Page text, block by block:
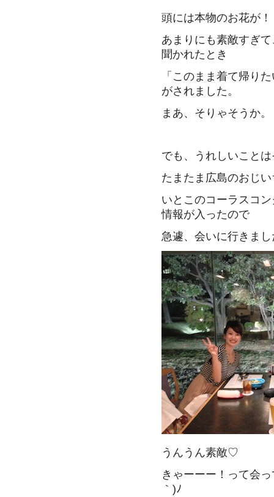
頭には本物のお花が！
あまりにも素敵すぎ
聞かれたとき
「このまま着て帰り
がされました。
まあ、そりゃそうか。
でも、うれしいこと
たまたま広島のおじ
いとこのコーラスコ
情報が入ったので
急遽、会いに行きま
うんうん素敵♡
きゃーーー！って会
｀)ﾉ